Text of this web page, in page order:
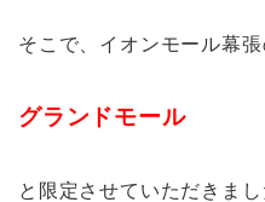
そこで、イオンモール幕
グランドモール
と限定させていただきまし